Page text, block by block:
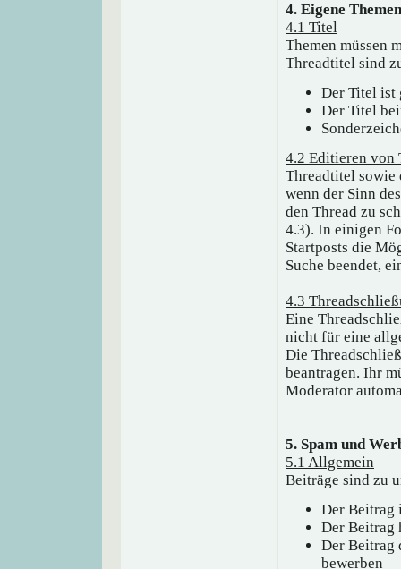
4. Eigene Themen
4.1 Titel
Themen müssen
Threadtitel sind
Der Titel ist
Der Titel
4.2 Editieren von
Threadtitel sowie
wenn der Sinn
den Thread zu
4.3). In einigen
Startposts die
Suche beendet,
4.3
Eine
nicht für eine
Die
beantragen. Ihr
Moderator
5. Spam und
5.1 Allgemein
Beiträge sind zu
Der Beitrag
Der Beitrag
Der Beitrag
bewerben